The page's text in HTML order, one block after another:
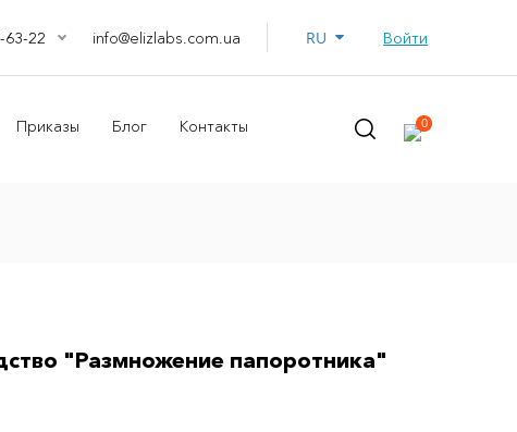
63-22 info@elizlabs.com.ua Войти
Приказы Блог Контакты 0
"Размножение папоротника"